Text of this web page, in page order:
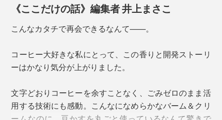
それらの豆かすには、抗酸化作用として知られるポリフ
れています。
いたのが「余すところなくすべて使う」アップサイクル
製品開発をコンセプトとした「UP0TECH®（アップゼ
ロテック）」を提供する、株式会社ソーイの発酵技術で
《ここだけの話》編集者 井上まさこ
こんなカタチで再会できるなんて——。
コーヒー大好きな私にとって、この香りと開発ストーリ
ーはかなり気分が上がりました。
文字どおりコーヒーを余すことなく、ごみゼロのまま活
用する技術にも感動。こんなになめらかなバーム＆クリ